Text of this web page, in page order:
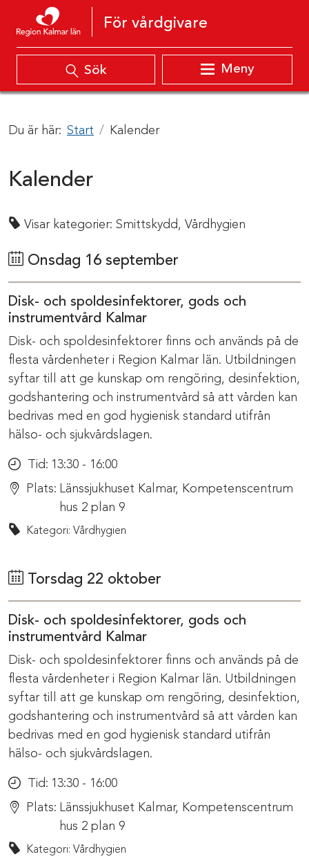
Hoppa till innehåll
För vårdgivare
Sök Meny
Du är här: Start Kalender
Kalender
Visar kategorier: Smittskydd, Vårdhygien
Onsdag 16 september
Disk- och spoldesinfektorer, gods och
instrumentvård Kalmar
Disk- och spoldesinfektorer finns och används på de
flesta vårdenheter i Region Kalmar län. Utbildningen
syftar till att ge kunskap om rengöring, desinfektion,
godshantering och instrumentvård så att vården kan
bedrivas med en god hygienisk standard utifrån
hälso- och sjukvårdslagen.
Tid: 13:30 - 16:00
Plats: Länssjukhuset Kalmar, Kompetenscentrum
hus 2 plan 9
Kategori: Vårdhygien
Torsdag 22 oktober
Disk- och spoldesinfektorer, gods och
instrumentvård Kalmar
Disk- och spoldesinfektorer finns och används på de
flesta vårdenheter i Region Kalmar län. Utbildningen
syftar till att ge kunskap om rengöring, desinfektion,
godshantering och instrumentvård så att vården kan
bedrivas med en god hygienisk standard utifrån
hälso- och sjukvårdslagen.
Tid: 13:30 - 16:00
Plats: Länssjukhuset Kalmar, Kompetenscentrum
hus 2 plan 9
Kategori: Vårdhygien